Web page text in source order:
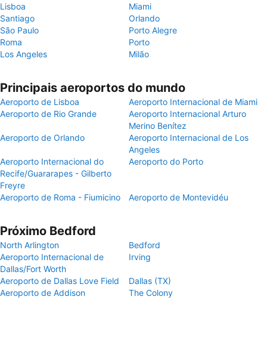
Lisboa
Miami
Santiago
Orlando
São Paulo
Porto Alegre
Roma
Porto
Los Angeles
Milão
Principais aeroportos do mundo
Aeroporto de Lisboa
Aeroporto Internacional de Miami
Aeroporto de Rio Grande
Aeroporto Internacional Arturo
Merino Benítez
Aeroporto de Orlando
Aeroporto Internacional de Los
Angeles
Aeroporto Internacional do
Recife/Guararapes - Gilberto
Freyre
Aeroporto do Porto
Aeroporto de Roma - Fiumicino Aeroporto de Montevidéu
Próximo Bedford
North Arlington
Bedford
Aeroporto Internacional de
Dallas/Fort Worth
Irving
Aeroporto de Dallas Love Field
Dallas (TX)
Aeroporto de Addison
The Colony